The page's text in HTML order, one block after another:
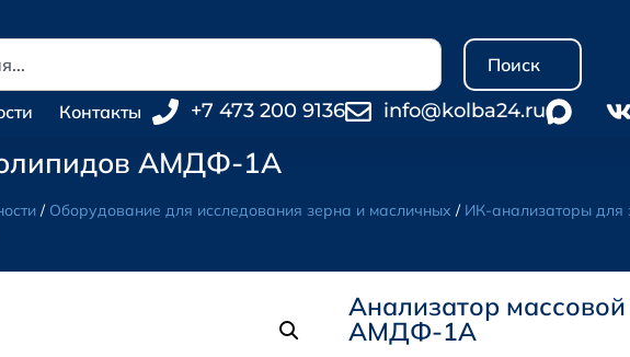
Поиск
Контакты +7 473 200 9136 info@kolba24.ru
АМДФ-1А
/ Оборудование для исследования зерна и масличных / ИК-анализаторы для
Анализатор
АМДФ-1А